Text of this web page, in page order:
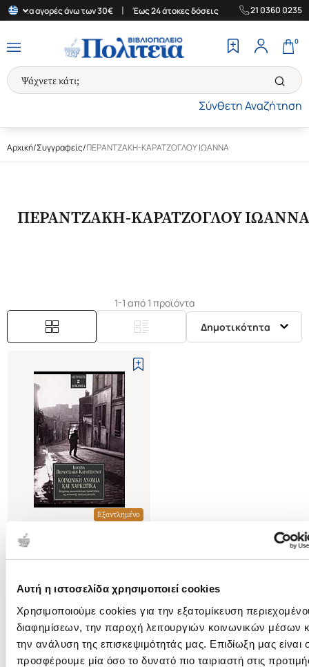
Αυτή η ιστοσελίδα χρησιμοποιεί cookies
Χρησιμοποιούμε cookies για την εξατομίκευση
διαφημίσεων, την παροχή λειτουργιών κοινωνικών μέσων
την ανάλυση της επισκεψιμότητάς μας. Επιδίωξη μας είναι
προσφέρουμε μία όσο το δυνατό πιο ταιριαστή στις
για αγορές άνω των 30€ Έως 24 άτοκες δόσεις | Δωρεάν
21 0360 0235
Σύνθετη Αναζήτηση
0
Αρχική/Συγγραφείς/ΠΕΡΑΝΤΖΑΚΗ-ΚΑΡΑΤΖΟΓΛΟΥ ΙΩΑΝΝΑ
ΠΕΡΑΝΤΖΑΚΗ-ΚΑΡΑΤΖΟΓΛΟΥ ΙΩΑΝΝΑ
1-1 από 1 προϊόντα
Δημοτικότητα
Εξαντλημένο
ΣΥΓΧΡΟΝΕΣ ΚΟΙΝΩΝΙΟΛΟΓΙΚΕΣ
ΠΡΟΣΕΓΓΙΣΕΙΣ ΤΗΣ ΚΟΙΝΩΝΙΚΗΣ
ΠΡΑΓΜΑΤΙΚΟΤΗΤΑΣ
ΠΕΡΑΝΤΖΑΚΗ-
Κωδ. Πολιτείας 2250-3367